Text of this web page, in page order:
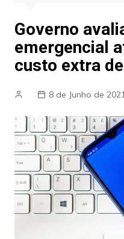
Governo
emergencial
custo extra
8 de Junho de